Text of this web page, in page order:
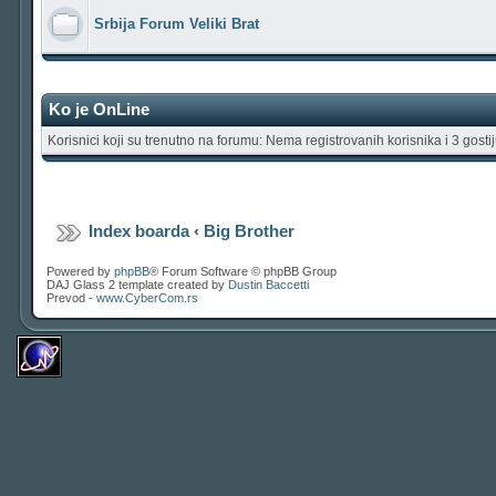
Srbija Forum Veliki Brat
Ko je OnLine
Korisnici koji su trenutno na forumu: Nema registrovanih korisnika i 3
Index boarda‹ Big Brother
Powered by phpBB® Forum Software © phpBB Group
DAJ Glass 2 template created by Dustin Baccetti
Prevod - www.CyberCom.rs